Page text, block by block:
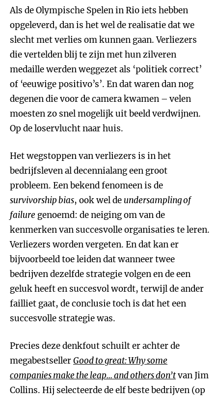
Als de Olympische Spelen in Rio iets hebben
opgeleverd, dan is het wel de realisatie dat we
slecht met verlies om kunnen gaan. Verliezers
die vertelden blij te zijn met hun zilveren
medaille werden weggezet als ‘politiek correct’
of ‘eeuwige positivo’s’. En dat waren dan nog
degenen die voor de camera kwamen – velen
moesten zo snel mogelijk uit beeld verdwijnen.
Op de loservlucht naar huis.
Het wegstoppen van verliezers is in het
bedrijfsleven al decennialang een groot
probleem. Een bekend fenomeen is de
survivorship bias, ook wel de undersampling of
failure genoemd: de neiging om van de
kenmerken van succesvolle organisaties te leren.
Verliezers worden vergeten. En dat kan er
bijvoorbeeld toe leiden dat wanneer twee
bedrijven dezelfde strategie volgen en de een
geluk heeft en succesvol wordt, terwijl de ander
failliet gaat, de conclusie toch is dat het een
succesvolle strategie was.
Precies deze denkfout schuilt er achter de
megabestsellerGood to great: Why some
companies make the leap... and others don’tvan Jim
Collins. Hij selecteerde de elf beste bedrijven (op